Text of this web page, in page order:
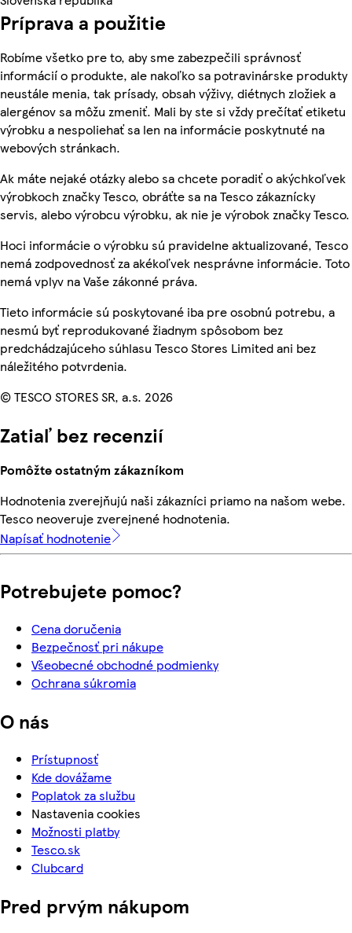
Príprava a použitie
Robíme všetko pre to, aby sme zabezpečili správnosť
informácií o produkte, ale nakoľko sa potravinárske produkty
neustále menia, tak prísady, obsah výživy, diétnych zložiek a
alergénov sa môžu zmeniť. Mali by ste si vždy prečítať etiketu
výrobku a nespoliehať sa len na informácie poskytnuté na
webových stránkach.
Ak máte nejaké otázky alebo sa chcete poradiť o akýchkoľvek
výrobkoch značky Tesco, obráťte sa na Tesco zákaznícky
servis, alebo výrobcu výrobku, ak nie je výrobok značky Tesco.
Hoci informácie o výrobku sú pravidelne aktualizované, Tesco
nemá zodpovednosť za akékoľvek nesprávne informácie. Toto
nemá vplyv na Vaše zákonné práva.
Tieto informácie sú poskytované iba pre osobnú potrebu, a
nesmú byť reprodukované žiadnym spôsobom bez
predchádzajúceho súhlasu Tesco Stores Limited ani bez
náležitého potvrdenia.
© TESCO STORES SR, a.s. 2026
Zatiaľ bez recenzií
Pomôžte ostatným zákazníkom
Hodnotenia zverejňujú naši zákazníci priamo na našom webe.
Tesco neoveruje zverejnené hodnotenia.
Napísať hodnotenie
Potrebujete pomoc?
Cena doručenia
Bezpečnosť pri nákupe
Všeobecné obchodné podmienky
Ochrana súkromia
O nás
Prístupnosť
Kde dovážame
Poplatok za službu
Nastavenia cookies
Možnosti platby
Tesco.sk
Clubcard
Pred prvým nákupom